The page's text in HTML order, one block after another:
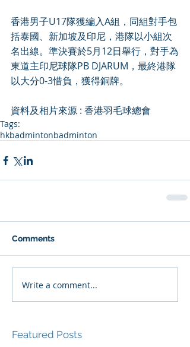
香港男子U17隊獲編入A組，同組對手包
括泰國、新加坡及印尼，港隊以小組次
名出線。準決賽於5月12日舉行，對手為
東道主印尼球隊PB DJARUM，最終港隊
以大分0-3惜負，獲得銅牌。
資料及相片來源 : 香港羽毛球總會
Tags:
hkbadmintonbadminton
Comments
Write a comment...
Featured Posts